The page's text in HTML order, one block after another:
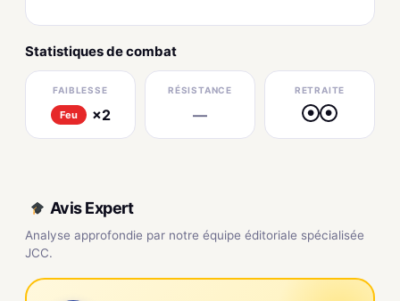
Statistiques de combat
FAIBLESSE
Feu ×2
RÉSISTANCE
—
RETRAITE
● ●
Avis Expert
Analyse approfondie par notre équipe éditoriale spécialisée
JCC.